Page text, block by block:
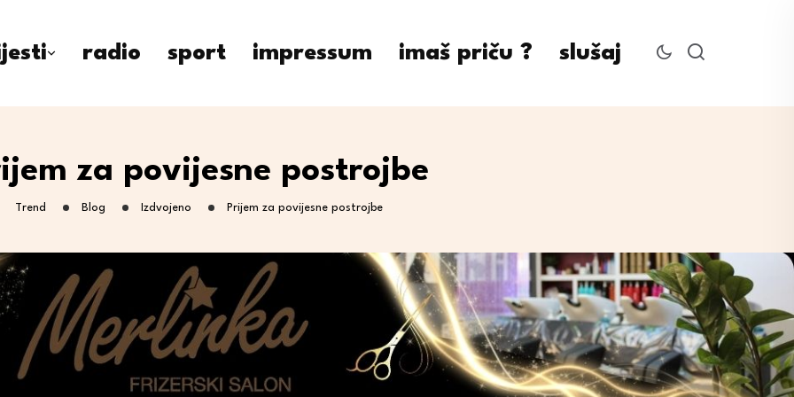
radio sport impressum imaš priču ? slušaj
za povijesne postrojbe
Trend Blog Izdvojeno Prijem za povijesne postrojbe